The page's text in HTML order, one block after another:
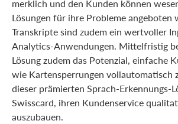
merklich und den Kunden können
Lösungen für ihre Probleme angeboten
Transkripte sind zudem ein wertvoller
Analytics-Anwendungen. Mittelfristig
Lösung zudem das Potenzial, einfache
wie Kartensperrungen vollautomatisch
dieser prämierten Sprach-Erkennungs-
Swisscard, ihren Kundenservice
auszubauen.